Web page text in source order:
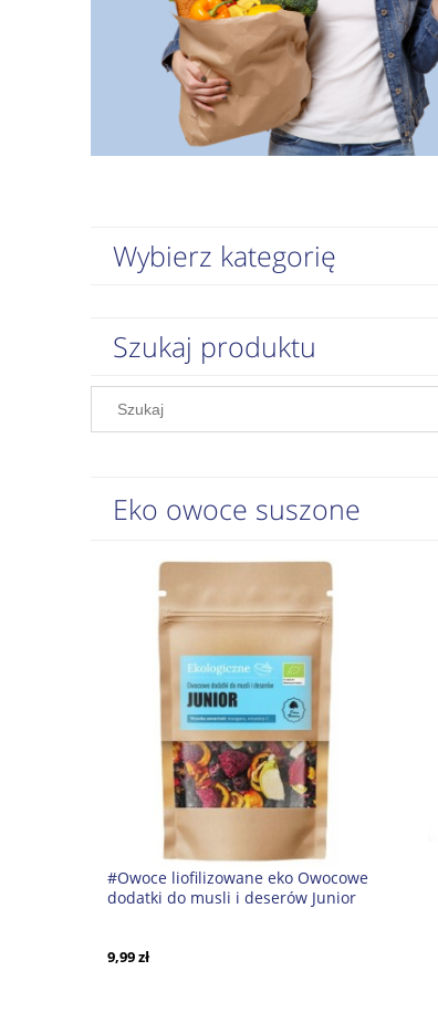
Wybierz kategorię
Szukaj produktu
Eko owoce suszone
#Owoce liofilizowane eko Owocowe
dodatki do musli i deserów Junior
9,99 zł